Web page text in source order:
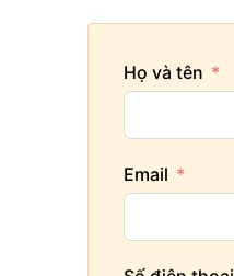
Họ và tên
Email